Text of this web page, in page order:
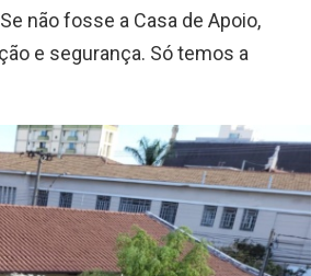
não fosse a Casa de Apoio,
e segurança. Só temos a